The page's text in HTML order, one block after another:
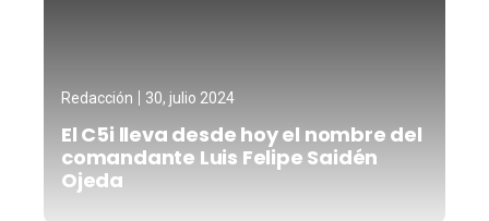
Redacción 30, julio 2024
El C5i lleva desde hoy el nombre del
comandante Luis Felipe Saidén
Ojeda